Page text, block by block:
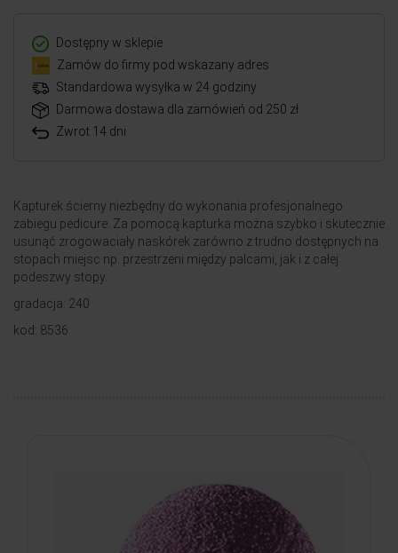
Dostępny w sklepie
Zamów do firmy pod wskazany adres
Standardowa wysyłka w 24 godziny
Darmowa dostawa dla zamówień od 250 zł
Zwrot 14 dni
Kapturek ścierny niezbędny do wykonania profesjonalnego
zabiegu pedicure. Za pomocą kapturka można szybko i skutecznie
usunąć zrogowaciały naskórek zarówno z trudno dostępnych na
stopach miejsc np. przestrzeni między palcami, jak i z całej
podeszwy stopy.
gradacja: 240
kod: 8536